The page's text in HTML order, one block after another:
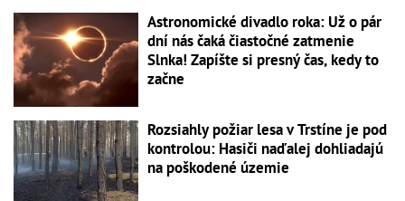
Astronomické divadlo roka: Už o pár
dní nás čaká čiastočné zatmenie
Slnka! Zapíšte si presný čas, kedy to
začne
Rozsiahly požiar lesa v Trstíne je pod
kontrolou: Hasiči naďalej dohliadajú
na poškodené územie